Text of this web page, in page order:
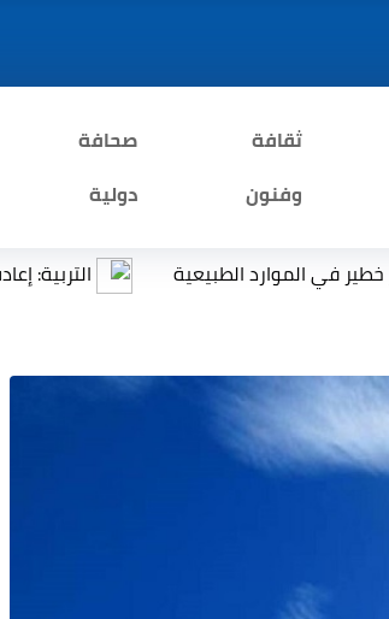
ثقافة
وفنون
صحافة
دولية
الطبيعية التربية: إعادة